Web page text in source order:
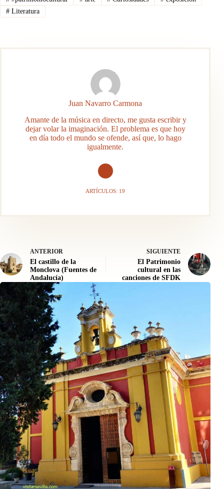
#Literatura
Juan Navarro Carmona
Amante de la música en directo, me gusta escribir y
dejar volar la imaginación. El problema es que hoy
en día todo el mundo se ofende, así que, lo hago
igualmente.
ARTÍCULOS: 19
ANTERIOR
El castillo de la
Monclova (Fuentes de
Andalucía)
SIGUIENTE
El Patrimonio
cultural en las
canciones de SFDK